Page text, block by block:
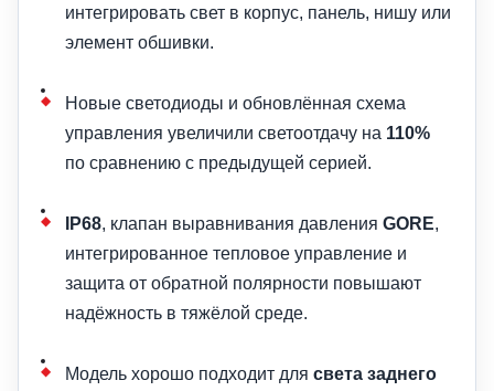
интегрировать свет в корпус, панель, нишу или
элемент обшивки.
Новые светодиоды и обновлённая схема
управления увеличили светоотдачу на 110%
по сравнению с предыдущей серией.
IP68, клапан выравнивания давления GORE,
интегрированное тепловое управление и
защита от обратной полярности повышают
надёжность в тяжёлой среде.
Модель хорошо подходит для света заднего